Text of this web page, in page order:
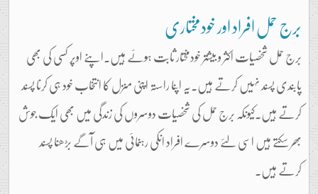
برج حمل افراد اور خودمختاری
برج حمل شخصیات اکثر و بیشتر خودمختار ثابت ہوئے ہیں۔اپنے اوپر کسی کی بھی
پابندی پسند نہیں کرتے ہیں۔یہ اپنا راستہ اپنی منزل کا انتخاب خود ہی کرنا پسند
کرتے ہیں۔کیونکہ برج حمل کی شخصیات دوسروں کی زندگی میں بھی ایک جوش
بھر سکتے ہیں اسی لئے دوسرے افراد انکی رہنمائی میں ہی آگے بڑھنا پسند
کرتے ہیں۔